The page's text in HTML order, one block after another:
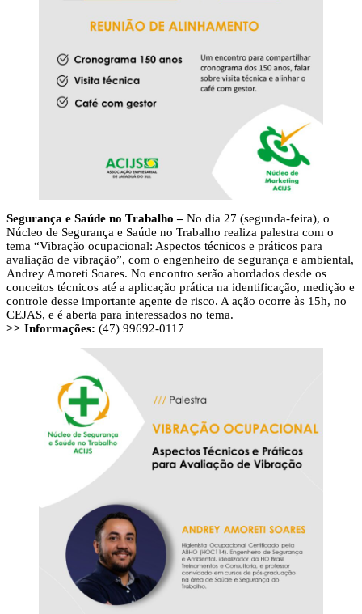
Segurança e Saúde no Trabalho – No dia 27 (segunda-feira), o
Núcleo de Segurança e Saúde no Trabalho realiza palestra com o
tema “Vibração ocupacional: Aspectos técnicos e práticos para
avaliação de vibração”, com o engenheiro de segurança e ambiental,
Andrey Amoreti Soares. No encontro serão abordados desde os
conceitos técnicos até a aplicação prática na identificação, medição e
controle desse importante agente de risco. A ação ocorre às 15h, no
CEJAS, e é aberta para interessados no tema.
>> Informações: (47) 99692-0117